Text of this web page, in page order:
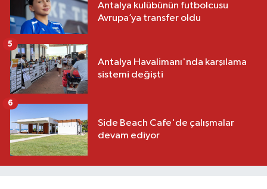
Antalya kulübünün futbolcusu
Avrupa’ya transfer oldu
Antalya Havalimanı'nda karşılama
sistemi değişti
5
Side Beach Cafe'de çalışmalar
devam ediyor
6